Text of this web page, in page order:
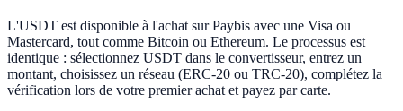
L'USDT est disponible à l'achat sur Paybis avec une Visa ou
Mastercard, tout comme Bitcoin ou Ethereum. Le processus est
identique : sélectionnez USDT dans le convertisseur, entrez un
montant, choisissez un réseau (ERC-20 ou TRC-20), complétez la
vérification lors de votre premier achat et payez par carte.